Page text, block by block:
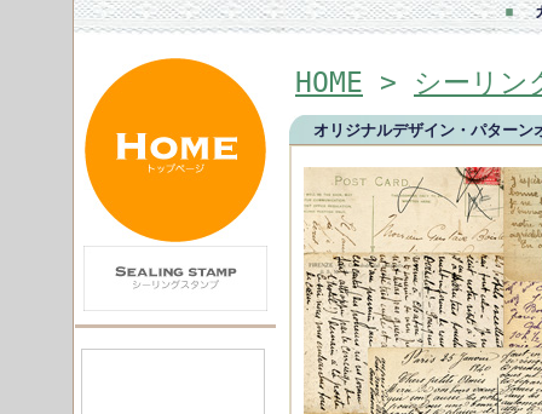
HOME > シーリン
オリジナルデザイン・パター